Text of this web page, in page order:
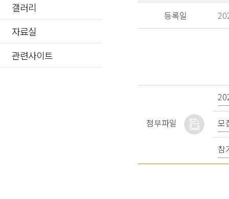
갤러리
자료실
관련사이트
등록일
첨부파일 모
참